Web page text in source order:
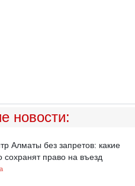
новости:
Алматы без запретов: какие
сохранят право на въезд